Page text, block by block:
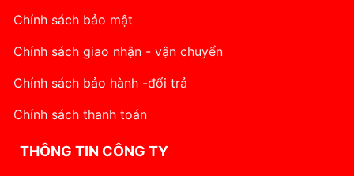
Chính sách bảo mật
Chính sách giao nhận - vận chuyển
Chính sách bảo hành -đổi trả
Chính sách thanh toán
THÔNG TIN CÔNG TY